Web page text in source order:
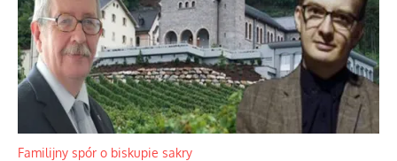
Familijny spór o biskupie sakry